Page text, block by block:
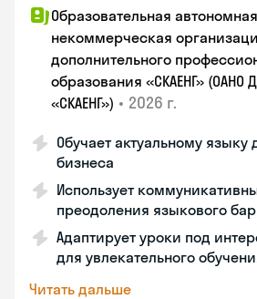
Образовательная автономная
некоммерческая
дополнительного
образования «СКАЕНГ» (ОАНО
«СКАЕНГ») • 2026 г.
Обучает актуальному языку
бизнеса
Использует
преодоления языкового
Адаптирует уроки под
для увлекательного
Читать дальше